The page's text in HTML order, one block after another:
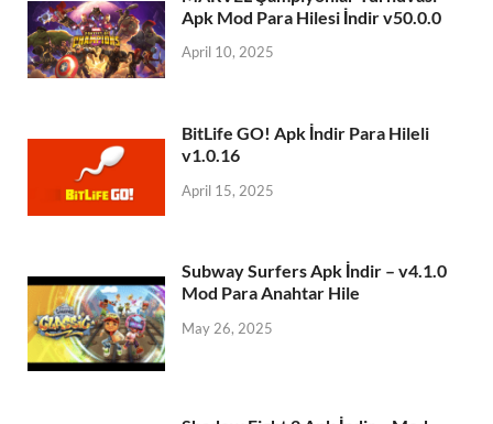
Apk Mod Para Hilesi İndir v50.0.0
April 10, 2025
BitLife GO! Apk İndir Para Hileli
v1.0.16
April 15, 2025
Subway Surfers Apk İndir – v4.1.0
Mod Para Anahtar Hile
May 26, 2025